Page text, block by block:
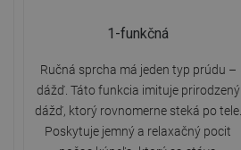
1-funkčná
Ručná sprcha má jeden typ prúdu –
dážď. Táto funkcia imituje prirodzený
dážď, ktorý rovnomerne steká po tele.
Poskytuje jemný a relaxačný pocit